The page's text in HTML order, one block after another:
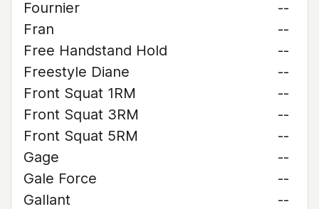
Fournier
--
Fran
--
Free Handstand Hold
--
Freestyle Diane
--
Front Squat 1RM
--
Front Squat 3RM
--
Front Squat 5RM
--
Gage
--
Gale Force
--
Gallant
--